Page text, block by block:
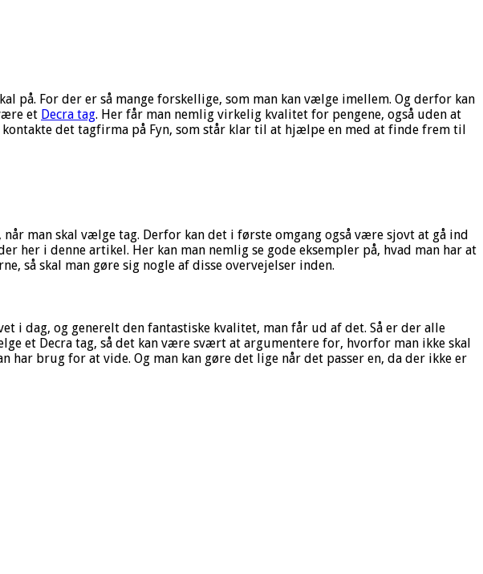
på. For der er så mange forskellige, som man kan vælge imellem. Og derfor kan
et Decra tag. Her får man nemlig virkelig kvalitet for pengene, også uden at
det tagfirma på Fyn, som står klar til at hjælpe en med at finde frem til
man skal vælge tag. Derfor kan det i første omgang også være sjovt at gå ind
her i denne artikel. Her kan man nemlig se gode eksempler på, hvad man har at
så skal man gøre sig nogle af disse overvejelser inden.
i dag, og generelt den fantastiske kvalitet, man får ud af det. Så er der alle
et Decra tag, så det kan være svært at argumentere for, hvorfor man ikke skal
brug for at vide. Og man kan gøre det lige når det passer en, da der ikke er